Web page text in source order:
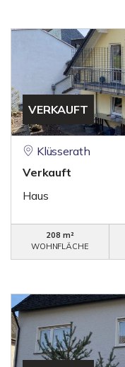
VERKAUFT
Klüsserath
Verkauft
Haus
208 m²
WOHNFLÄCHE